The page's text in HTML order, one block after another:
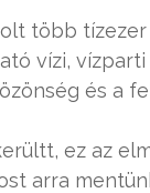
több tízezer
vízi,
és a
ez az
arra